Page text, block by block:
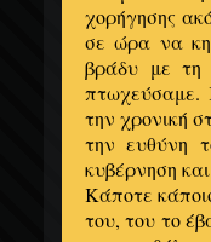
χορήγησης
σε ώρα να
βράδυ με
πτωχεύσαμε.
την χρονική
την ευθύνη
κυβέρνηση
Κάποτε
του, του το